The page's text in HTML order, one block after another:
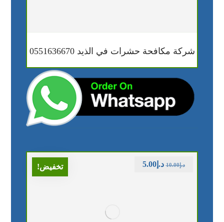
شركة مكافحة حشرات في الذيد 0551636670
تخفيض! د.إ10.00 د.إ5.00